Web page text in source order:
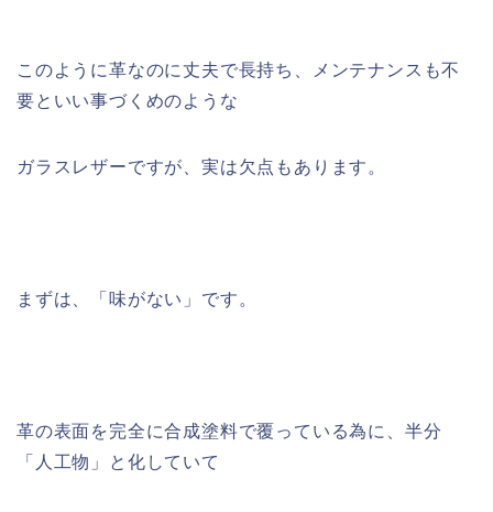
このように革なのに丈夫で長持ち、メンテナンスも不
要といい事づくめのような
ガラスレザーですが、実は欠点もあります。
まずは、「味がない」です。
革の表面を完全に合成塗料で覆っている為に、半分
「人工物」と化していて